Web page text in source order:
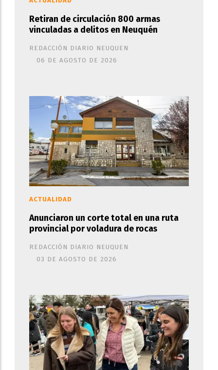
Retiran de circulación 800 armas
vinculadas a delitos en Neuquén
REDACCIÓN DIARIO NEUQUEN
06 DE AGOSTO DE 2026
Anunciaron un corte total en una ruta
provincial por voladura de rocas
REDACCIÓN DIARIO NEUQUEN
ACTUALIDAD
03 DE AGOSTO DE 2026